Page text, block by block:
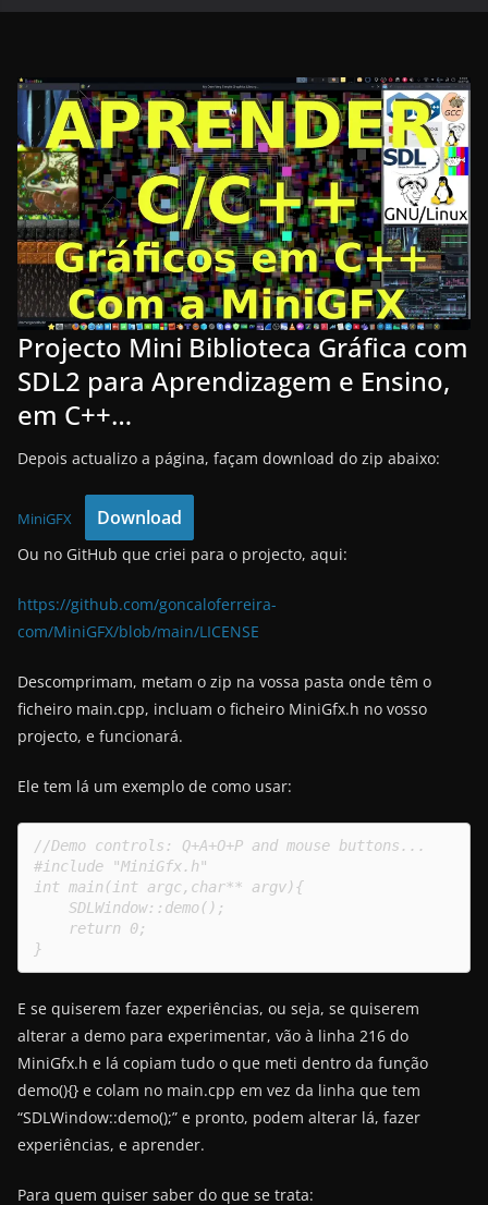
Projecto Mini Biblioteca Gráfica com
SDL2 para Aprendizagem e Ensino,
em C++…
Depois actualizo a página, façam download do zip abaixo:
MiniGFX Download
Ou no GitHub que criei para o projecto, aqui:
https://github.com/goncaloferreira-
com/MiniGFX/blob/main/LICENSE
Descomprimam, metam o zip na vossa pasta onde têm o
ficheiro main.cpp, incluam o ficheiro MiniGfx.h no vosso
projecto, e funcionará.
Ele tem lá um exemplo de como usar:
//Demo controls: Q+A+O+P and mouse buttons...
#include "MiniGfx.h"
int main(int argc,char** argv){
}
E se quiserem fazer experiências, ou seja, se quiserem
alterar a demo para experimentar, vão à linha 216 do
MiniGfx.h e lá copiam tudo o que meti dentro da função
demo(){} e colam no main.cpp em vez da linha que tem
“SDLWindow::demo();” e pronto, podem alterar lá, fazer
experiências, e aprender.
Para quem quiser saber do que se trata: